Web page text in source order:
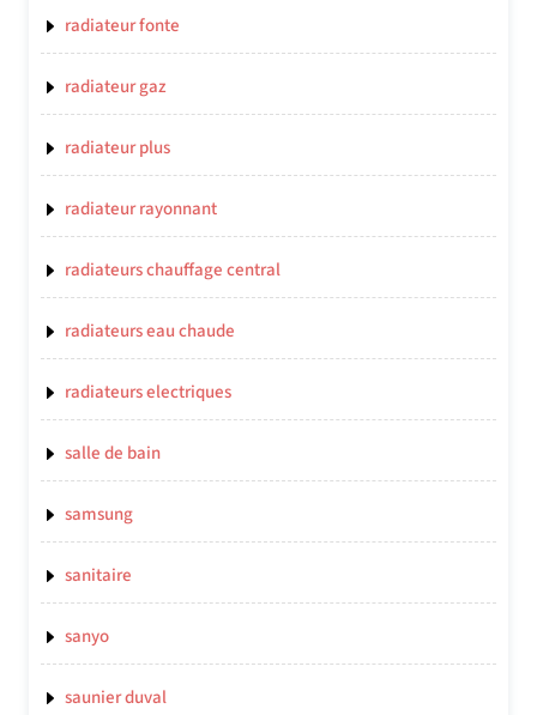
radiateur fonte
radiateur gaz
radiateur plus
radiateur rayonnant
radiateurs chauffage central
radiateurs eau chaude
radiateurs electriques
salle de bain
samsung
sanitaire
sanyo
saunier duval